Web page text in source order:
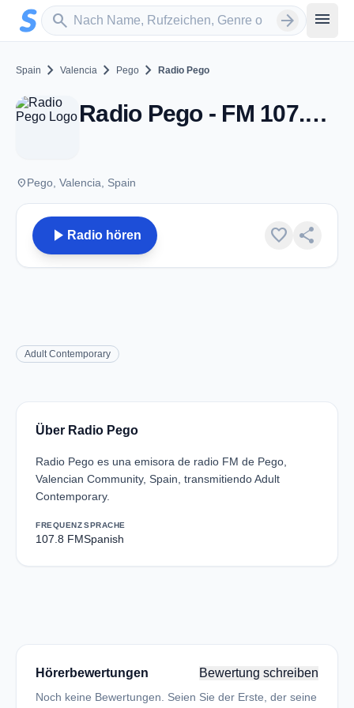
Zum Hauptinhalt springen
search
Sender suchen arrow_forward menu
Spain chevron_right Valencia chevron_right Pego chevron_right Radio Pego
Radio Pego - FM 107.8 - Pego
placePego, Valencia, Spain
play_arrow Radio hören favorite share
Adult Contemporary
Über Radio Pego
Radio Pego es una emisora de radio FM de Pego,
Valencian Community, Spain, transmitiendo Adult
Contemporary.
FREQUENZ
107.8 FM
SPRACHE
Spanish
Hörerbewertungen Bewertung schreiben
Noch keine Bewertungen. Seien Sie der Erste, der seine